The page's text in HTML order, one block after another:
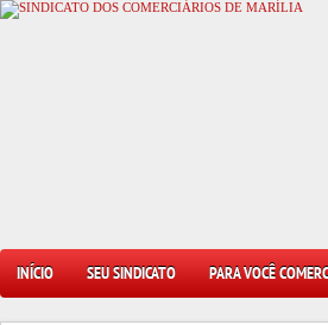
INÍCIO SEU SINDICATO PARA VOCÊ